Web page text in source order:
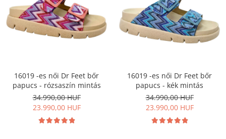
16019 -es női Dr Feet bőr
papucs - rózsaszín mintás
34.990,00 HUF
23.990,00 HUF
16019 -es női Dr Feet bőr
papucs - kék mintás
34.990,00 HUF
23.990,00 HUF